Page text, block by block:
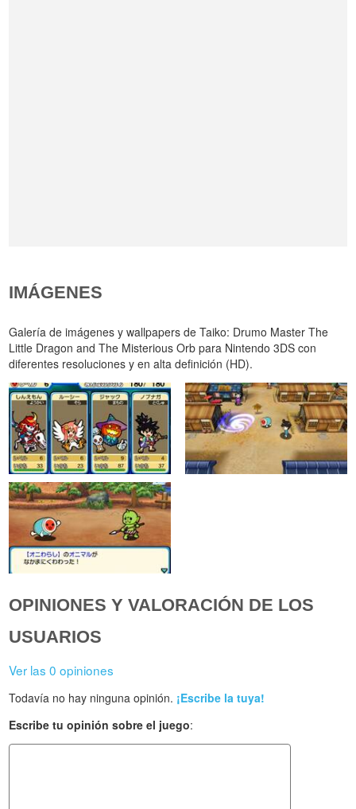
IMÁGENES
Galería de imágenes y wallpapers de Taiko: Drumo Master The
Little Dragon and The Misterious Orb para Nintendo 3DS con
diferentes resoluciones y en alta definición (HD).
OPINIONES Y VALORACIÓN DE LOS
USUARIOS
Ver las 0 opiniones
Todavía no hay ninguna opinión. ¡Escribe la tuya!
Escribe tu opinión sobre el juego: